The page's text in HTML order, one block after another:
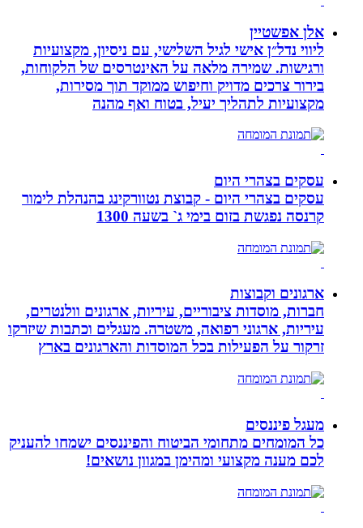
אלן אפשטיין
ליווי נדל״ן אישי לגיל השלישי, עם ניסיון, מקצועיות
ורגישות. שמירה מלאה על האינטרסים של הלקוחות,
בירור צרכים מדויק וחיפוש ממוקד תוך מסירות,
מקצועיות לתהליך יעיל, בטוח ואף מהנה
עסקים בצהרי היום
עסקים בצהרי היום - קבוצת נטוורקינג בהנהלת לימור
קרנסה נפגשת בזום בימי ג` בשעה 1300
ארגונים וקבוצות
חברות, מוסדות ציבוריים, עיריות, ארגונים וולנטרים,
עיריות, ארגוני רפואה, משטרה. מעגלים וכתבות שיזרקו
זרקור על הפעילות בכל המוסדות והארגונים בארץ
מעגל פיננסים
כל המומחים מתחומי הביטוח והפיננסים ישמחו להעניק
לכם מענה מקצועי ומהימן במגוון נושאים!